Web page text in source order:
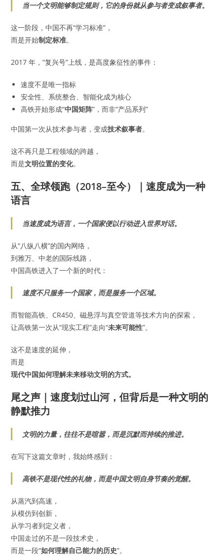
当一个文明能够制定规则，它的身份就从参与者变成叙事者。
这一阶段，中国不再“学习标准”，
而是开始制定标准。
2017 年，“复兴号”上线，是高度象征性的事件：
速度不是唯一指标
安全性、系统整合、智能化成为核心
高铁开始形成“中国矩阵”，而非“产品系列”
中国第一次从技术参与者，变成技术叙事者。
这不再只是工程领域的跨越，
而是文明位置的变化。
五、全球领跑（2018–至今）｜速度成为一种
语言
当速度成为语言，一个国家便以行动进入世界对话。
从“八纵八横”的国内网络，
到雅万、中老的国际线路，
中国高铁进入了一个新的时代：
速度不只服务一个国家，而是服务一个区域。
而智能高铁、CR450、磁悬浮与真空管道等技术方向的探索，
让高铁第一次从“现实工程”走向“未来可能性”。
这不是速度的延伸，
而是
现代中国如何理解未来移动文明的方式。
尾之声｜速度划过山河，但背后是一种文明的
静默推力
文明的力量，往往不是喧嚣，而是沉默而持续的推进。
在写下这篇文章时，我始终感到：
高铁不是现代性的礼物，而是中国文明自身节奏的觉醒。
从蒸汽到高速，
从模仿到创新，
从学习者到定义者，
中国走过的不是一段技术史，
而是一段“如何理解自己能力的历史”。